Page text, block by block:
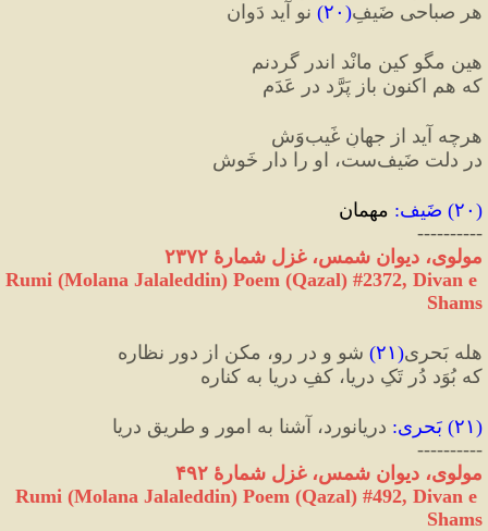
هر صباحی ضَیفِ( ۲۰) نو آید دَوان
هین مگو کین مانْد اندر گردنم
که هم اکنون باز پَرَّد در عَدَم
هرچه آید از جهانِ غَیب‌وَش
در دلت ضَیف‌ست، او را دار خَوش
( ۲۰) ضَیف: مهمان
----------
مولوی، دیوان شمس، غزل شمارهٔ ۲۳۷۲
Rumi (Molana Jalaleddin) Poem (Qazal) #2372, Divan e
Shams
هله بَحری(۲۱) شو و در رو، مکن از دور نظاره
که بُوَد دُر تَکِ دریا، کفِ دریا به کناره
(۲۱) بَحری: دریانورد، آشنا به امور و طریق دریا
----------
مولوی، دیوان شمس، غزل شمارهٔ ۴۹۲
Rumi (Molana Jalaleddin) Poem (Qazal) #492, Divan e
Shams